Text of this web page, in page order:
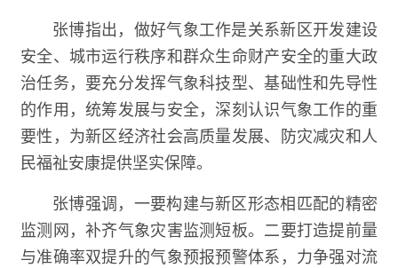
张博指出，做好气象工作是关系新区开发建设
安全、城市运行秩序和群众生命财产安全的重大政
治任务，要充分发挥气象科技型、基础性和先导性
的作用，统筹发展与安全，深刻认识气象工作的重
要性，为新区经济社会高质量发展、防灾减灾和人
民福祉安康提供坚实保障。
张博强调，一要构建与新区形态相匹配的精密
监测网，补齐气象灾害监测短板。二要打造提前量
与准确率双提升的气象预报预警体系，力争强对流